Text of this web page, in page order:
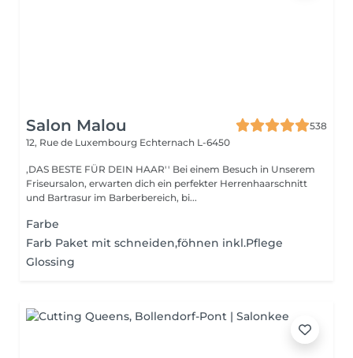
Salon Malou
538
12, Rue de Luxembourg Echternach L-6450
,DAS BESTE FÜR DEIN HAAR'' Bei einem Besuch in Unserem
Friseursalon, erwarten dich ein perfekter Herrenhaarschnitt
und Bartrasur im Barberbereich, bi...
Farbe
Farb Paket mit schneiden,föhnen inkl.Pflege
Glossing